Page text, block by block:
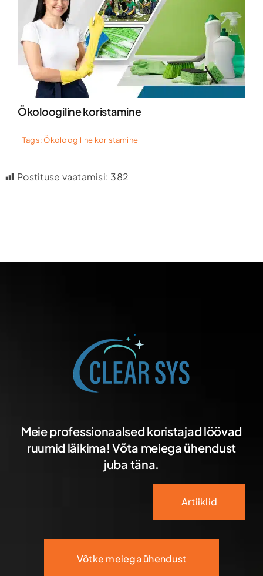
Ökoloogiline koristamine
Tags: Ökoloogiline koristamine
Postituse vaatamisi: 382
Meie professionaalsed koristajad löövad
ruumid läikima! Võta meiega ühendust
juba täna.
Artiiklid
Võtke meiega ühendust